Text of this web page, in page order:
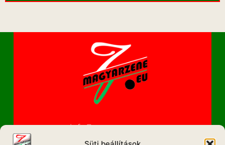
info@magyarzene.eu